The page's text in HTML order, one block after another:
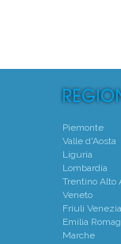
Piemonte
Valle d'Aosta
Liguria
Lombardia
Trentino Alto
Veneto
Friuli
Emilia
Marche